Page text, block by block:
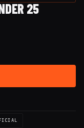
25